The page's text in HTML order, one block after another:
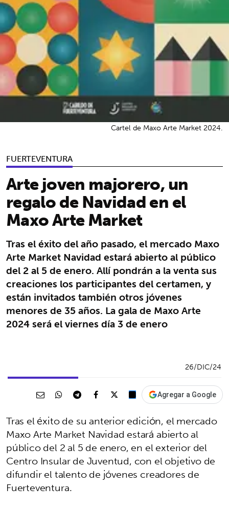
FUERTEVENTURA
Arte joven majorero, un
regalo de Navidad en el
Maxo Arte Market
Tras el éxito del año pasado, el mercado Maxo
Arte Market Navidad estará abierto al público
del 2 al 5 de enero. Allí pondrán a la venta sus
creaciones los participantes del certamen, y
están invitados también otros jóvenes
menores de 35 años. La gala de Maxo Arte
2024 será el viernes día 3 de enero
Cartel de Maxo Arte Market 2024.
26/DIC/24
Agregar a Google
Tras el éxito de su anterior edición, el mercado
Maxo Arte Market Navidad estará abierto al
público del 2 al 5 de enero, en el exterior del
Centro Insular de Juventud, con el objetivo de
difundir el talento de jóvenes creadores de
Fuerteventura.